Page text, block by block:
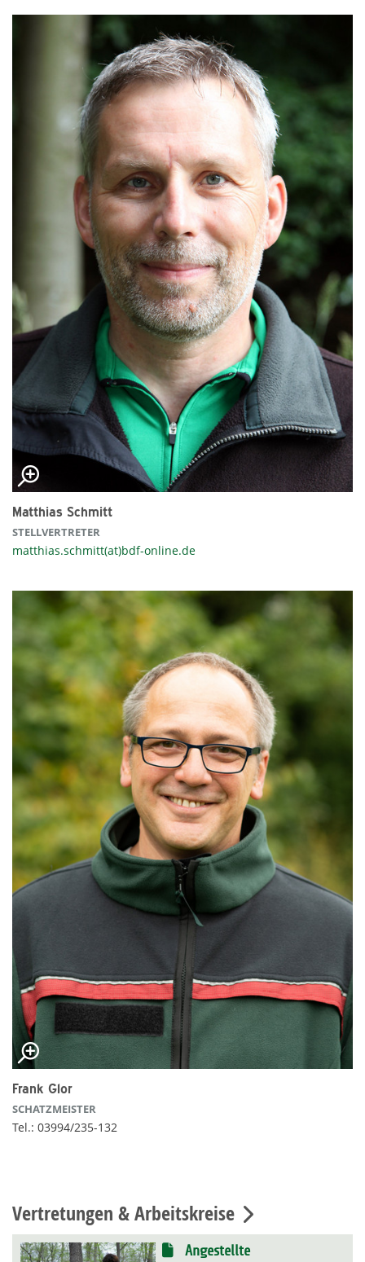
Matthias Schmitt
STELLVERTRETER
matthias.schmitt(at)bdf-online.de
Frank Glor
SCHATZMEISTER
Tel.: 03994/235-132
Vertretungen & Arbeitskreise
Angestellte